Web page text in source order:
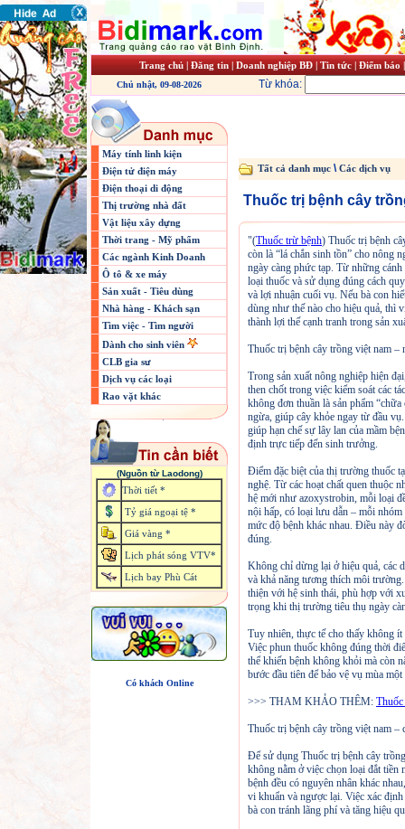
Trang chủ|Đăng tin|Doanh nghiệp BĐ|Tin tức|Điểm báo
Chủ nhật, 09-08-2026 Từ khóa:
Máy tính linh kiện
Điện tử điện máy
Điện thoại di động
Thị trường nhà đất
Vật liệu xây dựng
Thời trang - Mỹ phẩm
Các ngành Kinh Doanh
Ô tô & xe máy
Sản xuất - Tiêu dùng
Nhà hàng - Khách sạn
Tìm việc - Tìm người
Dành cho sinh viên
CLB gia sư
Dịch vụ các loại
Rao vặt khác
(Nguồn từ Laodong)
Thời tiết *
Tỷ giá ngoại tệ *
Giá vàng *
Lịch phát sóng VTV*
Lịch bay Phù Cát
Có khách Online
Tất cả danh mục \Các dịch vụ
Thuốc trị bệnh cây
"(Thuốc trừ bệnh) Thuốc trị bệnh
còn là “lá chắn sinh tồn” cho nông
ngày càng phức tạp. Từ những
loại thuốc và sử dụng đúng cách
và lợi nhuận cuối vụ. Nếu bà con
dùng như thế nào cho hiệu quả, thì
thành lợi thế cạnh tranh trong sản
Thuốc trị bệnh cây trồng việt nam –
Trong sản xuất nông nghiệp hiện
then chốt trong việc kiểm soát các
không đơn thuần là sản phẩm
ngừa, giúp cây khỏe ngay từ đầu
giúp hạn chế sự lây lan của mầm
định trực tiếp đến sinh trưởng.
Điểm đặc biệt của thị trường thuốc
nghệ. Từ các hoạt chất quen thuộc
hệ mới như azoxystrobin, mỗi loại
nội hấp, có loại lưu dẫn – mỗi
mức độ bệnh khác nhau. Điều này
đúng.
Không chỉ dừng lại ở hiệu quả, các
và khả năng tương thích môi
thiện với hệ sinh thái, phù hợp với
trọng khi thị trường tiêu thụ ngày
Tuy nhiên, thực tế cho thấy không
Việc phun thuốc không đúng thời
thể khiến bệnh không khỏi mà còn
bước đầu tiên để bảo vệ vụ mùa
>>> THAM KHẢO THÊM:
Thuốc trị bệnh cây trồng việt nam –
Để sử dụng Thuốc trị bệnh cây
không nằm ở việc chọn loại đắt
bệnh đều có nguyên nhân khác
vi khuẩn và ngược lại. Việc xác
bà con tránh lãng phí và tăng hiệu